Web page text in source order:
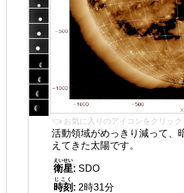
👈 お気に入りのアイコンをクリック
活動領域がめっきり減って、
えてきた太陽です。
衛星
えいせい
: SDO
時刻
じこく
: 2時31分